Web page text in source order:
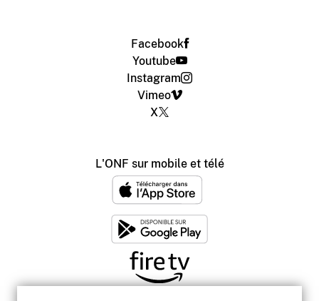
Facebook
Youtube
Instagram
Vimeo
X
L'ONF sur mobile et télé